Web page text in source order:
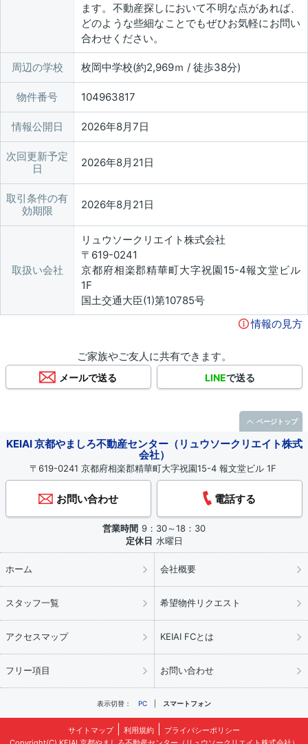
ます。不動産探しにおいて不明な点があれば、
どのような些細なことでもぜひお気軽にお問い
合わせください。
周辺の学校 枚岡中学校(約2,969ｍ / 徒歩38分)
物件番号 104963817
情報公開日 2026年8月7日
次回更新予定
日
2026年8月21日
取引条件の有
効期限
2026年8月21日
取扱い会社
リュウソークリエイト株式会社
〒619-0241
京都府相楽郡精華町大字祝園15-4報文堂ビル
1F
国土交通大臣(1)第10785号
情報の見方
ご家族やご友人に共有できます。
メールで送る LINEで送る
KEIAI 京都やましろ不動産センター（リュウソークリエイト株式
会社）
〒619-0241 京都府相楽郡精華町大字祝園15-4 報文堂ビル 1F
お問い合わせ 電話する
営業時間 9：30～18：30
定休日 水曜日
ホーム 会社概要
スタッフ一覧 希望物件リクエスト
アクセスマップ KEIAI FCとは
フリー項目 お問い合わせ
表示切替： PC スマートフォン
サイトマップ 利用規約
プライバシーポリシー
ページトップ